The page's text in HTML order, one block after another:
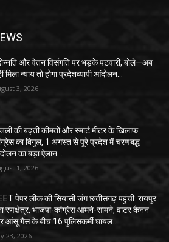
और वेतन विसंगति पर भड़के पटवारी, बोले—अब
मिला न्याय तो होगा प्रदेशव्यापी आंदोलन…
3, 2026
की बढ़ती कीमतों और स्मार्ट मीटर के खिलाफ
का बिगुल, 1 अगस्त से पूरे प्रदेश में चरणबद्ध
का बड़ा ऐलान…
1, 2026
पेपर लीक की सियासी जंग छत्तीसगढ़ पहुंची: रायपुर
रणक्षेत्र, भाजपा-कांग्रेस आमने-सामने, वाटर कैनन
आंसू गैस के बीच 16 पुलिसकर्मी घायल…
23, 2026